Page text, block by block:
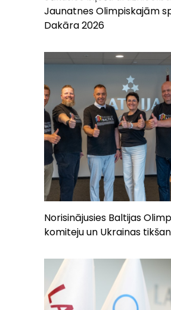
Jaunatnes Olimpiskajām
Dakāra 2026
Norisinājusies Baltijas
komiteju un Ukrainas